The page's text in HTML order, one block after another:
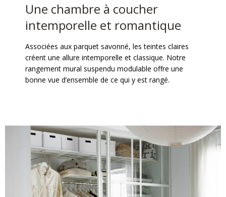
Une chambre à coucher
intemporelle et romantique
Associées aux parquet savonné, les teintes claires
créent une allure intemporelle et classique. Notre
rangement mural suspendu modulable offre une
bonne vue d’ensemble de ce qui y est rangé.